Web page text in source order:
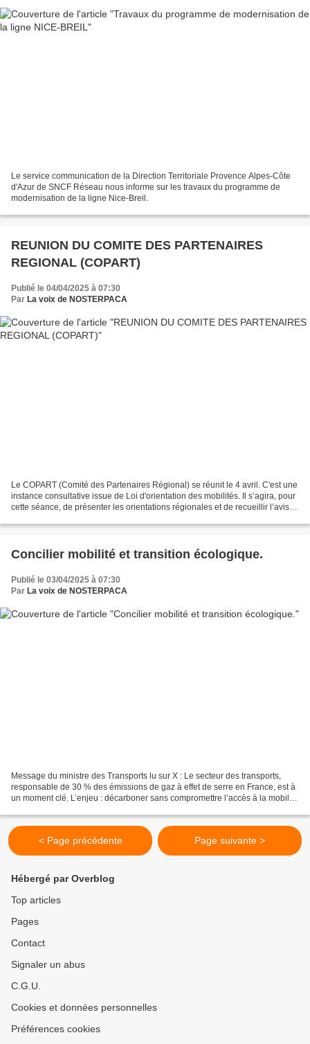
Le service communication de la Direction Territoriale Provence Alpes-Côte
d'Azur de SNCF Réseau nous informe sur les travaux du programme de
modernisation de la ligne Nice-Breil.
REUNION DU COMITE DES PARTENAIRES
REGIONAL (COPART)
Publié le 04/04/2025 à 07:30
Par La voix de NOSTERPACA
Le COPART (Comité des Partenaires Régional) se réunit le 4 avril. C'est une
instance consultative issue de Loi d'orientation des mobilités. Il s’agira, pour
cette séance, de présenter les orientations régionales et de recueillir l’avis
Concilier mobilité et transition écologique.
Publié le 03/04/2025 à 07:30
Par La voix de NOSTERPACA
Message du ministre des Transports lu sur X : Le secteur des transports,
responsable de 30 % des émissions de gaz à effet de serre en France, est à
un moment clé. L’enjeu : décarboner sans compromettre l’accès à la mobilité
< Page précédente Page suivante >
Hébergé par Overblog
Top articles
Pages
Contact
Signaler un abus
C.G.U.
Cookies et données personnelles
Préférences cookies